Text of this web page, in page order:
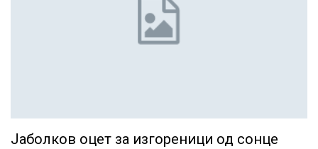
Јаболков оцет за изгореници од сонце